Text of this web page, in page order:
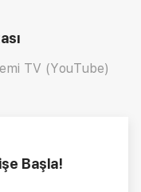
TV (YouTube)
Başla!